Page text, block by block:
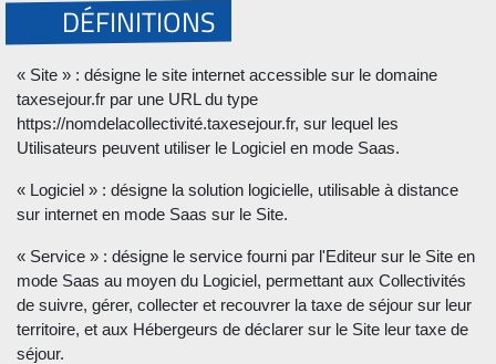
DÉFINITIONS
« Site » : désigne le site internet accessible sur le domaine
taxesejour.fr par une URL du type
https://nomdelacollectivité.taxesejour.fr, sur lequel les
Utilisateurs peuvent utiliser le Logiciel en mode Saas.
« Logiciel » : désigne la solution logicielle, utilisable à distance
sur internet en mode Saas sur le Site.
« Service » : désigne le service fourni par l'Editeur sur le Site en
mode Saas au moyen du Logiciel, permettant aux Collectivités
de suivre, gérer, collecter et recouvrer la taxe de séjour sur leur
territoire, et aux Hébergeurs de déclarer sur le Site leur taxe de
séjour.